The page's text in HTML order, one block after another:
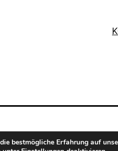
bestmögliche Erfahrung auf